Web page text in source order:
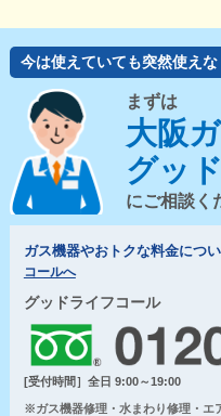
今は使えていても突然使え
まずは
大阪
グッ
にご相談く
ガス機器やおトクな料金につ
コールへ
グッドライフコール
[受付時間］全日 9:00～19:00
※ガス機器修理・水まわり修理・エ